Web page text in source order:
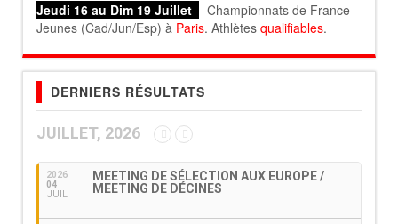
Jeudi 16 au Dim 19 Juillet - Championnats de France
Jeunes (Cad/Jun/Esp) à Paris. Athlètes qualifiables.
DERNIERS RÉSULTATS
JUILLET, 2026
2026
04
JUIL
MEETING DE SÉLECTION AUX EUROPE /
MEETING DE DÉCINES